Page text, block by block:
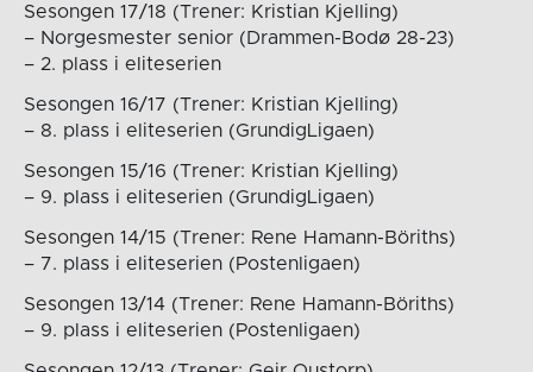
Sesongen 17/18 (Trener: Kristian Kjelling)
– Norgesmester senior (Drammen-Bodø 28-23)
– 2. plass i eliteserien
Sesongen 16/17 (Trener: Kristian Kjelling)
– 8. plass i eliteserien (GrundigLigaen)
Sesongen 15/16 (Trener: Kristian Kjelling)
– 9. plass i eliteserien (GrundigLigaen)
Sesongen 14/15 (Trener: Rene Hamann-Böriths)
– 7. plass i eliteserien (Postenligaen)
Sesongen 13/14 (Trener: Rene Hamann-Böriths)
– 9. plass i eliteserien (Postenligaen)